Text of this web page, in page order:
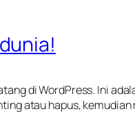
di WordPress. Ini
atau hapus,